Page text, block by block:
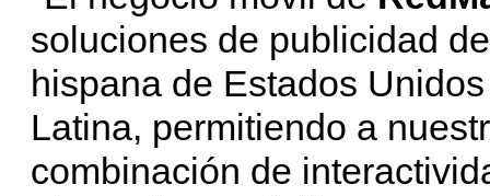
soluciones de publicidad
hispana de Estados
Latina, permitiendo a
combinación de